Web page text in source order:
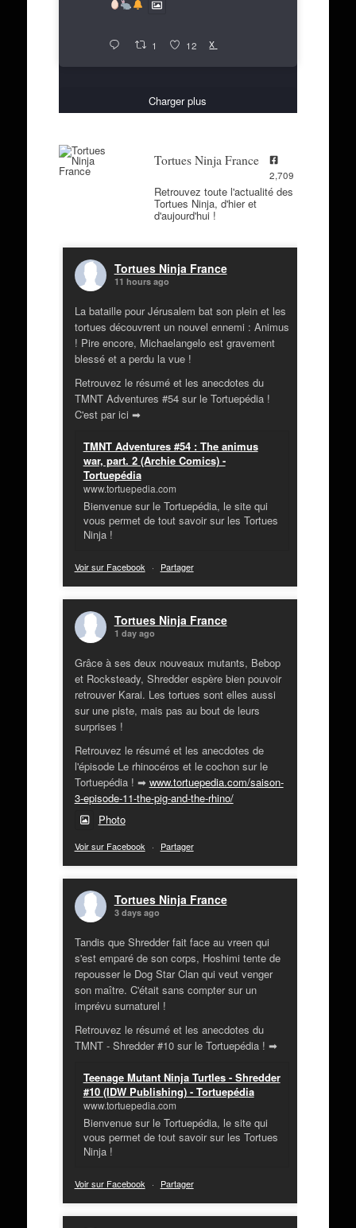
1 12 X
Charger plus
Tortues Ninja France
2,709
Retrouvez toute l'actualité des
Tortues Ninja, d'hier et
d'aujourd'hui !
Tortues Ninja France
11 hours ago
La bataille pour Jérusalem bat son plein et les
tortues découvrent un nouvel ennemi : Animus
! Pire encore, Michaelangelo est gravement
blessé et a perdu la vue !
Retrouvez le résumé et les anecdotes du
TMNT Adventures #54 sur le Tortuepédia !
C'est par ici ➡
TMNT Adventures #54 : The animus
war, part. 2 (Archie Comics) -
Tortuepédia
www.tortuepedia.com
Bienvenue sur le Tortuepédia, le site qui
vous permet de tout savoir sur les Tortues
Ninja !
Voir sur Facebook · Partager
Tortues Ninja France
1 day ago
Grâce à ses deux nouveaux mutants, Bebop
et Rocksteady, Shredder espère bien pouvoir
retrouver Karai. Les tortues sont elles aussi
sur une piste, mais pas au bout de leurs
surprises !
Retrouvez le résumé et les anecdotes de
l'épisode Le rhinocéros et le cochon sur le
Tortuepédia ! ➡ www.tortuepedia.com/saison-
3-episode-11-the-pig-and-the-rhino/
Photo
Voir sur Facebook · Partager
Tortues Ninja France
3 days ago
Tandis que Shredder fait face au vreen qui
s'est emparé de son corps, Hoshimi tente de
repousser le Dog Star Clan qui veut venger
son maître. C'était sans compter sur un
imprévu surnaturel !
Retrouvez le résumé et les anecdotes du
TMNT - Shredder #10 sur le Tortuepédia ! ➡
Teenage Mutant Ninja Turtles - Shredder
#10 (IDW Publishing) - Tortuepédia
www.tortuepedia.com
Bienvenue sur le Tortuepédia, le site qui
vous permet de tout savoir sur les Tortues
Ninja !
Voir sur Facebook · Partager